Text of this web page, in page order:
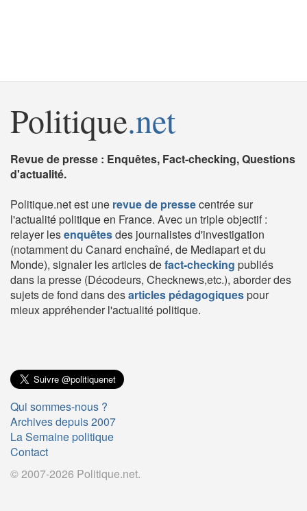
Politique.net
Revue de presse : Enquêtes, Fact-checking, Questions
d'actualité.
Politique.net est une revue de pressecentrée sur
l'actualité politique en France. Avec un triple objectif :
relayer lesenquêtesdes journalistes d'investigation
(notamment du Canard enchaîné, de Mediapart et du
Monde), signaler les articles defact-checking publiés
dans la presse (Décodeurs, Checknews,etc.), aborder des
sujets de fond dans desarticles pédagogiquespour
mieux appréhender l'actualité politique.
Qui sommes-nous ?
Archives depuis 2007
La Semaine politique
Contact
© 2007-2026 Politique.net.